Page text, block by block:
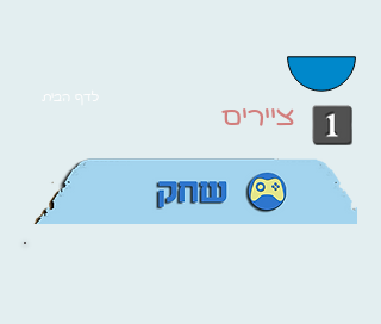
לדף הבית
ציירים